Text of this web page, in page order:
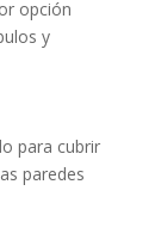
opción
y
para cubrir
paredes